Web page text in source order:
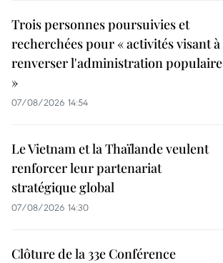
Trois personnes poursuivies et
recherchées pour « activités visant à
renverser l'administration populaire
»
07/08/2026 14:54
Le Vietnam et la Thaïlande veulent
renforcer leur partenariat
stratégique global
07/08/2026 14:30
Clôture de la 33e Conférence